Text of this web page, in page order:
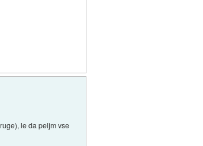
le da peljm vse